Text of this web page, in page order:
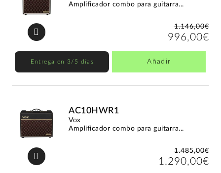
Amplificador combo para guitarra...
1.146,00€
996,00€
Entrega en 3/5 días Añadir
AC10HWR1
Vox
Amplificador combo para guitarra...
1.485,00€
1.290,00€